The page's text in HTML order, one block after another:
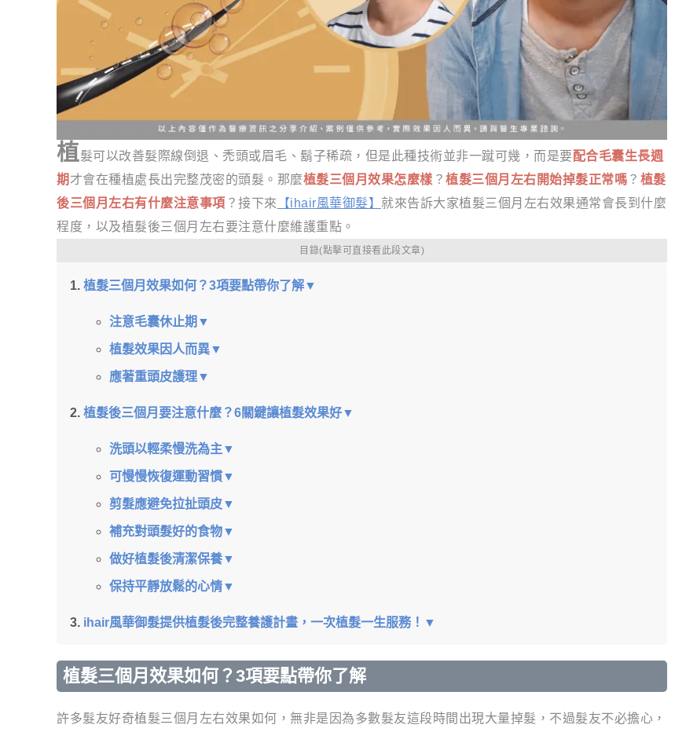
植髮可以改善髮際線倒退、禿頭或眉毛、鬍子稀疏，但是此種技術並非一蹴可幾，而是要配合毛囊生長週
期 才會在種植處長出完整茂密的頭髮。那麼植髮三個月效果怎麼樣 ？ 植髮三個月左右開始掉髮正常嗎 ？ 植髮
後三個月左右有什麼注意事項 ？接下來 【ihair風華御髮】 就來告訴大家植髮三個月左右效果通常會長到什麼
程度，以及植髮後三個月左右要注意什麼維護重點。
目錄(點擊可直接看此段文章)
植髮三個月效果如何？3項要點帶你了解▼
注意毛囊休止期▼
植髮效果因人而異▼
應著重頭皮護理▼
植髮後三個月要注意什麼？6關鍵讓植髮效果好▼
洗頭以輕柔慢洗為主▼
可慢慢恢復運動習慣▼
剪髮應避免拉扯頭皮▼
補充對頭髮好的食物▼
做好植髮後清潔保養▼
保持平靜放鬆的心情▼
ihair風華御髮提供植髮後完整養護計畫，一次植髮一生服務！▼
植髮三個月效果如何？3項要點帶你了解
許多髮友好奇植髮三個月左右效果如何，無非是因為多數髮友這段時間出現大量掉髮，不過髮友不必擔心，